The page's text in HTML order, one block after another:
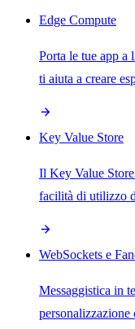
Edge Compute
Porta le tue app a
ti aiuta a creare
Key Value Store
Il Key Value
facilità di utilizzo
WebSockets e
Messaggistica in
personalizzazione